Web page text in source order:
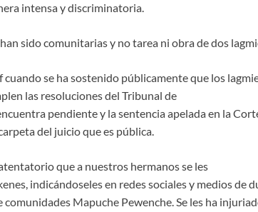
intensa y discriminatoria.
sido comunitarias y no tarea ni obra de dos
se ha sostenido públicamente que los
las resoluciones del Tribunal de
pendiente y la sentencia apelada en la
del juicio que es pública.
que a nuestros hermanos se les
indicándoseles en redes sociales y medios de
Mapuche Pewenche. Se les ha